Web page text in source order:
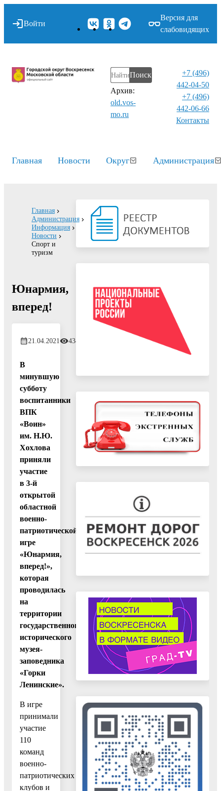
Войти
Версия для
слабовидящих
Поиск
Архив:
old.vos-
mo.ru
+7 (496)
442-04-50
+7 (496)
442-06-66
Контакты⁠
Главная Новости Округ Администрация
Главная
Администрация
Информация
Новости
Спорт и
туризм
Юнармия,
вперед!
21.04.2021 434
В
минувшую
субботу
воспитанники
ВПК
«Воин»
им. Н.Ю.
Хохлова
приняли
участие
в 3-й
открытой
областной
военно-
патриотической
игре
«Юнармия,
вперед!»,
которая
проводилась
на
территории
государственного
исторического
музея-
заповедника
«Горки
Ленинские».
В игре
принимали
участие
110
команд
военно-
патриотических
клубов и